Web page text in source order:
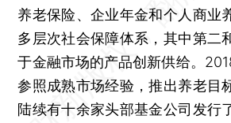
养老保险、企业年金和个人商业
多层次社会保障体系，其中第二
于金融市场的产品创新供给。
参照成熟市场经验，推出养老目
陆续有十余家头部基金公司发行